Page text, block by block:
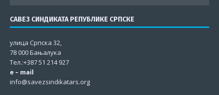
САВЕЗ СИНДИКАТА РЕПУБЛИКЕ СРПСКЕ
улица Српска 32,
78 000 Бањалука
Тел.:+387 51 214 927
e – mail
info@savezsindikatars.org